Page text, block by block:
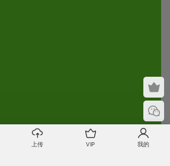
上传 VIP 我的